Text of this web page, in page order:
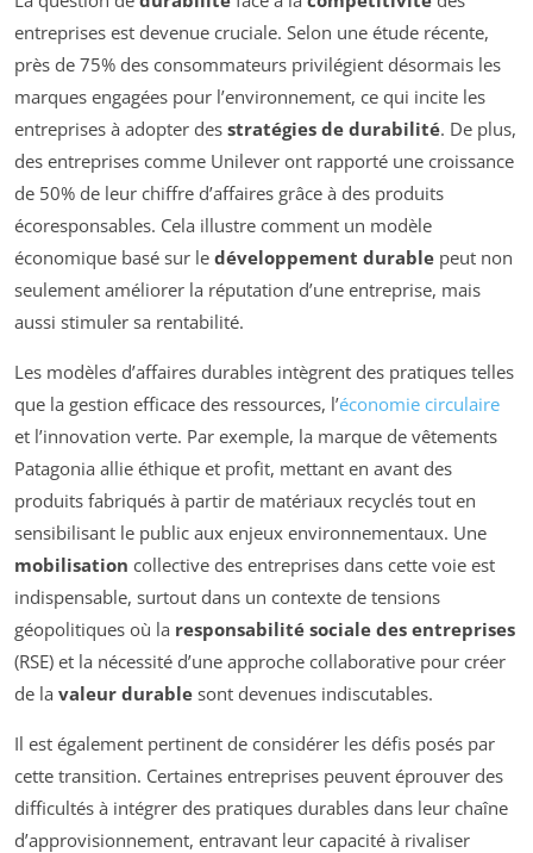
entreprises est devenue cruciale. Selon une étude récente,
près de 75% des consommateurs privilégient désormais les
marques engagées pour l’environnement, ce qui incite les
entreprises à adopter des stratégies de durabilité. De plus,
des entreprises comme Unilever ont rapporté une croissance
de 50% de leur chiffre d’affaires grâce à des produits
écoresponsables. Cela illustre comment un modèle
économique basé sur le développement durable peut non
seulement améliorer la réputation d’une entreprise, mais
aussi stimuler sa rentabilité.
Les modèles d’affaires durables intègrent des pratiques telles
que la gestion efficace des ressources, l’économie circulaire
et l’innovation verte. Par exemple, la marque de vêtements
Patagonia allie éthique et profit, mettant en avant des
produits fabriqués à partir de matériaux recyclés tout en
sensibilisant le public aux enjeux environnementaux. Une
mobilisation collective des entreprises dans cette voie est
indispensable, surtout dans un contexte de tensions
géopolitiques où la responsabilité sociale des entreprises
(RSE) et la nécessité d’une approche collaborative pour créer
de la valeur durable sont devenues indiscutables.
Il est également pertinent de considérer les défis posés par
cette transition. Certaines entreprises peuvent éprouver des
difficultés à intégrer des pratiques durables dans leur chaîne
d’approvisionnement, entravant leur capacité à rivaliser